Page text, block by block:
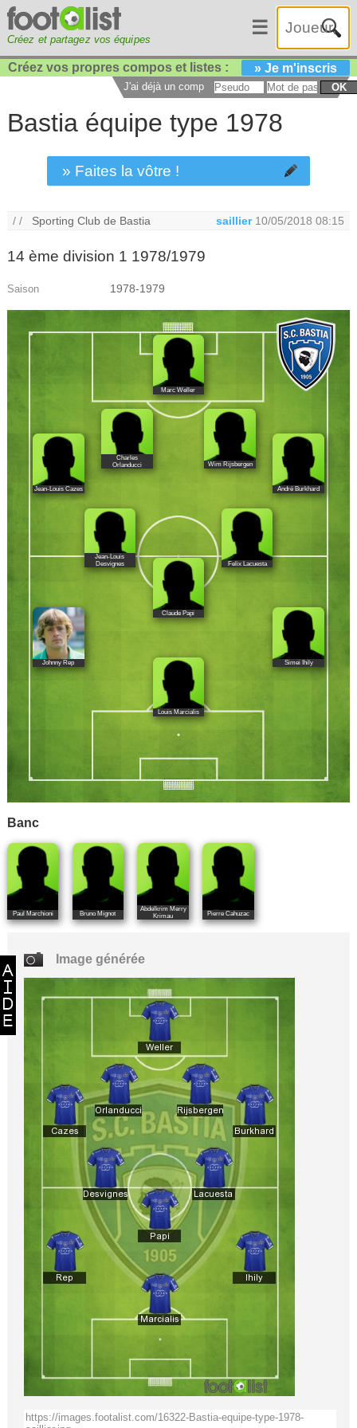
Créez et partagez vos équipes
☰
Créez vos propres compos et listes : » Je m'inscris
J'ai déjà un compte : OK
Bastia équipe type 1978
» Faites la vôtre !
/ / Sporting Club de Bastia saillier 10/05/2018 08:15
14 ème division 1 1978/1979
Saison 1978-1979
Marc Weller
Jean-Louis Cazes
Charles
Orlanducci
Wim Rijsbergen
André Burkhard
Jean-Louis
Desvignes
Felix Lacuesta
Claude Papi
Simei Ihily
Johnny Rep
Louis Marcialis
Banc
Paul Marchioni Bruno Mignot
Abdelkrim Merry
Krimau
Pierre Cahuzac
Image générée